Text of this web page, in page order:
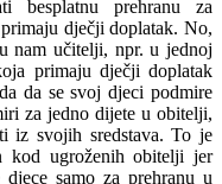
besplatnu prehranu za
dječji doplatak. No,
nam učitelji, npr. u jednoj
primaju dječji doplatak
da se svoj djeci podmire
za jedno dijete u obitelji,
iz svojih sredstava. To je
kod ugroženih obitelji jer
samo za prehranu u